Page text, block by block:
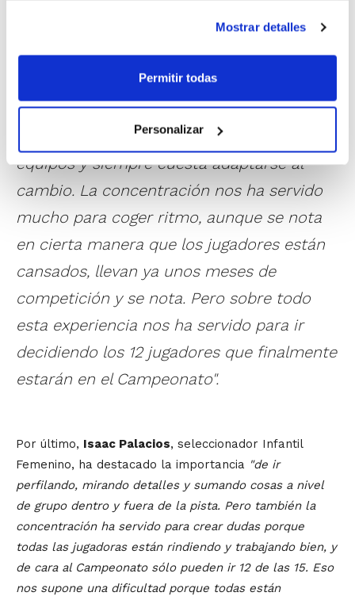
Mostrar detalles
Permitir todas
Personalizar
"Ha sido la primera y ha
estado bien para que los jugadores vayan
asimilando los conceptos que queremos,
ya que algunos de ellos son distintos a los
que trabajan en el día a día con sus
equipos y siempre cuesta adaptarse al
cambio. La concentración nos ha servido
mucho para coger ritmo, aunque se nota
en cierta manera que los jugadores están
cansados, llevan ya unos meses de
competición y se nota. Pero sobre todo
esta experiencia nos ha servido para ir
decidiendo los 12 jugadores que finalmente
estarán en el Campeonato".
Por último, Isaac Palacios, seleccionador Infantil
Femenino, ha destacado la importancia "de ir
perfilando, mirando detalles y sumando cosas a nivel
de grupo dentro y fuera de la pista. Pero también la
concentración ha servido para crear dudas porque
todas las jugadoras están rindiendo y trabajando bien, y
de cara al Campeonato sólo pueden ir 12 de las 15. Eso
nos supone una dificultad porque todas están